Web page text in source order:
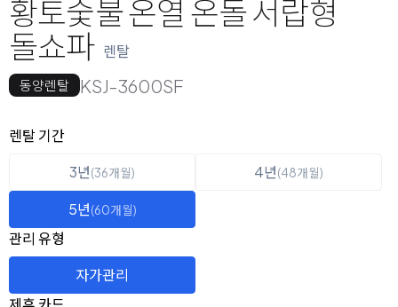
황토숯불 온열 온돌 서랍형
돌쇼파 렌탈
동양렌탈 KSJ-3600SF
옵션 선택
렌탈 선택
렌탈 기간
3년(36개월) 4년(48개월)
5년(60개월)
관리 유형
자가관리